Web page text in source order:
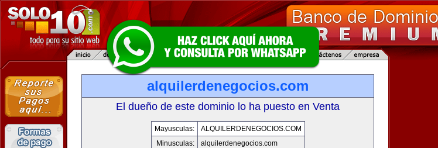
alquilerdenegocios.com
El dueño de este dominio lo ha puesto en Venta
Mayusculas:
ALQUILERDENEGOCIOS.COM
Minusculas:
alquilerdenegocios.com